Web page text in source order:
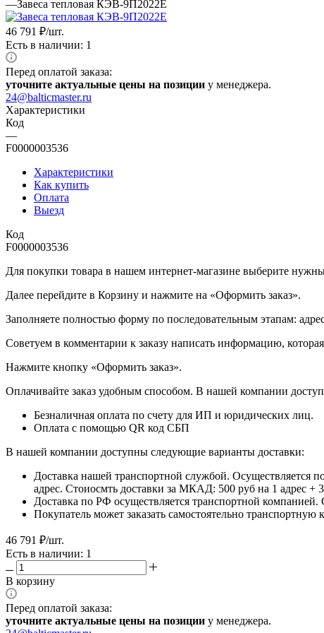
—Завеса тепловая КЭВ-9П2022Е
46 791 ₽/шт.
Есть в наличии: 1
Перед оплатой заказа:
уточните актуальные цены на позиции у менеджера.
24@balticmaster.ru
Характеристики
Код
—
F0000003536
Характеристики
Как купить
Оплата
Выезд
Код
F0000003536
Для покупки товара в нашем интернет-магазине выберите
Далее перейдите в Корзину и нажмите на «Оформить заказ».
​​​​​​​Заполняете полностью форму по последовательным этапам:
​​​​​​​Советуем в комментарии к заказу написать информацию,
​​​​​​​Нажмите кнопку «Оформить заказ».
Оплачивайте заказ удобным способом. В нашей компании
Безналичная оплата по счету для ИП и юридических лиц.
Оплата с помощью QR код СБП
В нашей компании доступны следующие варианты доставки:
Доставка нашей транспортной службой.
адрес. Стоиосмть доставки за МКАД: 500 руб на 1 адрес
Доставка по РФ осуществляется транспортной компанией.
Покупатель может заказать самостоятельно
46 791 ₽/шт.
Есть в наличии: 1
В корзину
Перед оплатой заказа:
уточните актуальные цены на позиции у менеджера.